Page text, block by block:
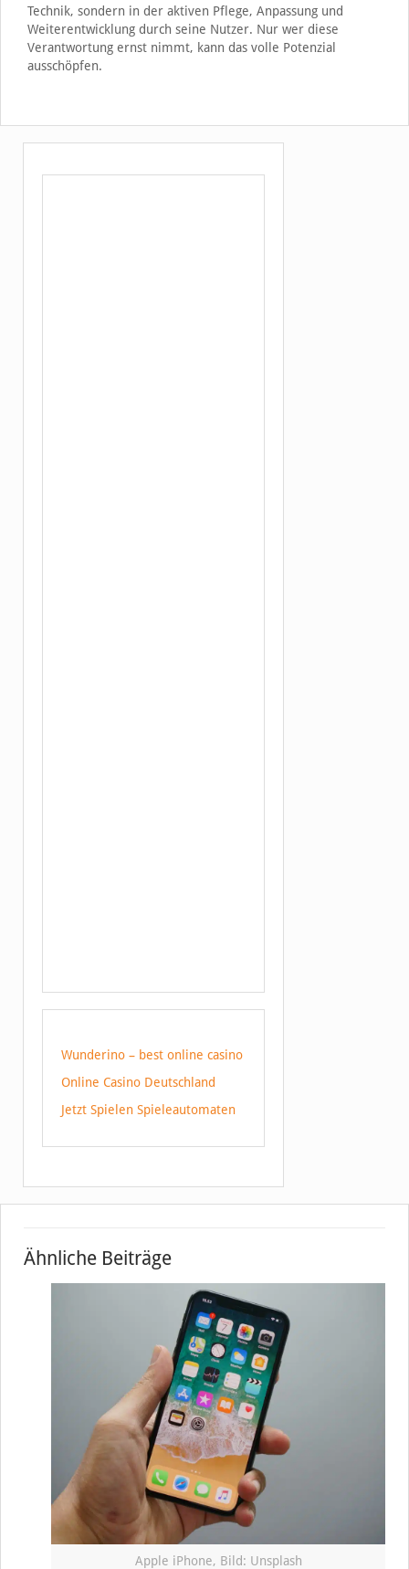
Technik, sondern in der aktiven Pflege, Anpassung und
Weiterentwicklung durch seine Nutzer. Nur wer diese
Verantwortung ernst nimmt, kann das volle Potenzial
ausschöpfen.
Wunderino – best online casino
Online Casino Deutschland
Jetzt Spielen Spieleautomaten
Ähnliche Beiträge
Apple iPhone, Bild: Unsplash